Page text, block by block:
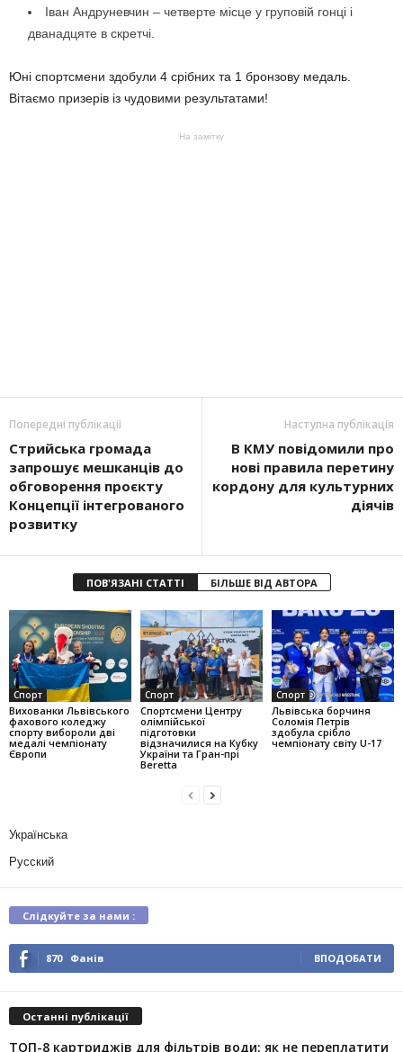
Іван Андруневчин – четверте місце у груповій гонці і
дванадцяте в скретчі.
Юні спортсмени здобули 4 срібних та 1 бронзову медаль.
Вітаємо призерів із чудовими результатами!
На замітку
Попередні публікації
Стрийська громада
запрошує мешканців до
обговорення проєкту
Концепції інтегрованого
розвитку
Наступна публікація
В КМУ повідомили про
нові правила перетину
кордону для культурних
діячів
ПОВ'ЯЗАНІ СТАТТІ БІЛЬШЕ ВІД АВТОРА
Спорт
Вихованки Львівського
фахового коледжу
спорту вибороли дві
медалі чемпіонату
Європи
Спорт
Спортсмени Центру
олімпійської
підготовки
відзначилися на Кубку
України та Гран-прі
Beretta
Спорт
Львівська борчиня
Соломія Петрів
здобула срібло
чемпіонату світу U-17
Українська
Русский
Слідкуйте за нами :
870 Фанів ВПОДОБАТИ
Останні публікації
ТОП-8 картриджів для фільтрів води: як не переплатити